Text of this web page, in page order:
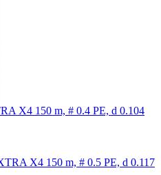
X4 150 m, # 0.4 PE, d 0.104